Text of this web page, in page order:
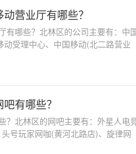
营业厅有哪些？
有哪些？北林区的公司主要有：中
受理中心、中国移动(北二路营业
有哪些？
？北林区的网吧主要有：外星人电
号玩家网咖(黄河北路店)、旋律网